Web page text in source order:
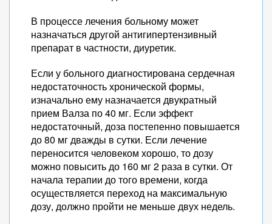
В процессе лечения больному может
назначаться другой антигипертензивный
препарат в частности, диуретик.
Если у больного диагностирована сердечная
недостаточность хронической формы,
изначально ему назначается двукратный
прием Валза по 40 мг. Если эффект
недостаточный, доза постепенно повышается
до 80 мг дважды в сутки. Если лечение
переносится человеком хорошо, то дозу
можно повысить до 160 мг 2 раза в сутки. От
начала терапии до того времени, когда
осуществляется переход на максимальную
дозу, должно пройти не меньше двух недель.